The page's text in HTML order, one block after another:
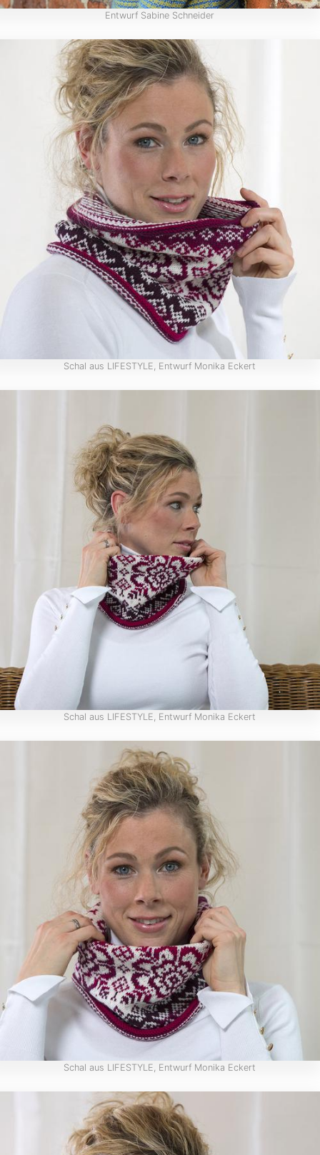
Entwurf Sabine Schneider
Schal aus LIFESTYLE, Entwurf Monika Eckert
Schal aus LIFESTYLE, Entwurf Monika Eckert
Schal aus LIFESTYLE, Entwurf Monika Eckert